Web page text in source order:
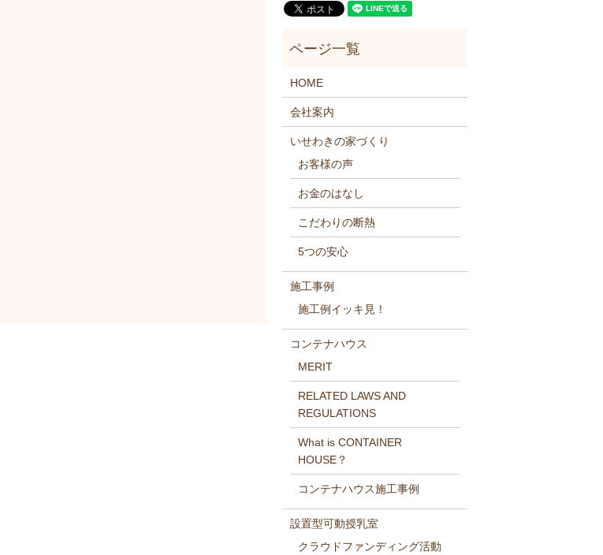
HOME
会社案内
いせわきの家づくり
お客様の声
お金のはなし
こだわりの断熱
5つの安心
施工事例
施工例イッキ見！
コンテナハウス
MERIT
RELATED LAWS AND
REGULATIONS
What is CONTAINER
HOUSE？
コンテナハウス施工事例
設置型可動授乳室
クラウドファンディング活動